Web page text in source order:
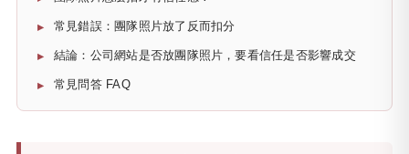
常見錯誤：團隊照片放了反而扣分
結論：公司網站是否放團隊照片，要看信任是否影響成交
常見問答 FAQ